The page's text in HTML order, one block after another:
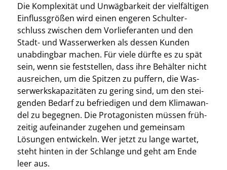
Die Kom­ple­xi­tät und Unwäg­bar­keit der viel­fäl­ti­gen
Ein­fluss­grö­ßen wird einen enge­ren Schul­ter­
schluss zwi­schen dem Vor­lie­fe­ran­ten und den
Stadt- und Was­ser­wer­ken als des­sen Kun­den
unab­ding­bar machen. Für vie­le dürf­te es zu spät
sein, wenn sie fest­stel­len, dass ihre Behäl­ter nicht
aus­rei­chen, um die Spit­zen zu puf­fern, die Was­
ser­werks­ka­pa­zi­tä­ten zu gering sind, um den stei­
gen­den Bedarf zu befrie­di­gen und dem Kli­ma­wan­
del zu begeg­nen. Die Prot­ago­nis­ten müs­sen früh­
zei­tig auf­ein­an­der zuge­hen und gemein­sam
Lösun­gen ent­wi­ckeln. Wer jetzt zu lan­ge war­tet,
steht hin­ten in der Schlan­ge und geht am Ende
leer aus.